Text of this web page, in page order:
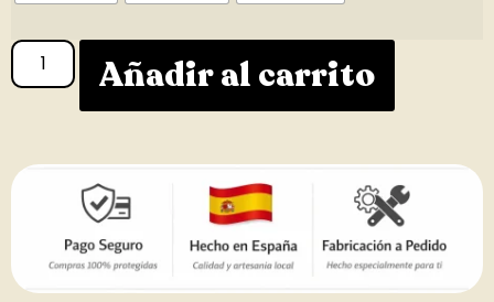
Añadir al carrito